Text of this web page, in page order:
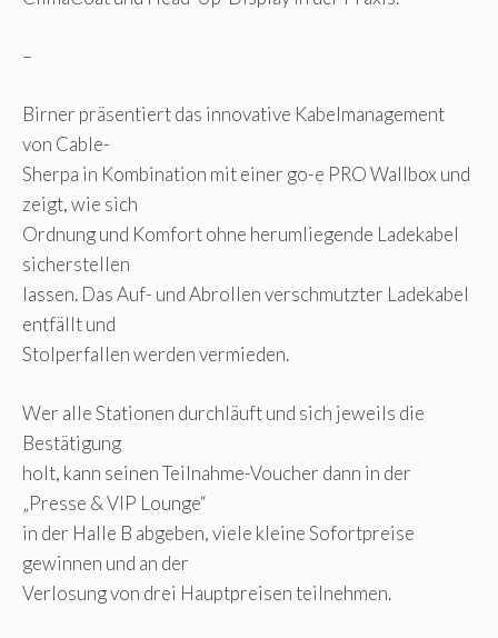
–
Birner präsentiert das innovative Kabelmanagement
von Cable-
Sherpa in Kombination mit einer go-e PRO Wallbox und
zeigt, wie sich
Ordnung und Komfort ohne herumliegende Ladekabel
sicherstellen
lassen. Das Auf- und Abrollen verschmutzter Ladekabel
entfällt und
Stolperfallen werden vermieden.
Wer alle Stationen durchläuft und sich jeweils die
Bestätigung
holt, kann seinen Teilnahme-Voucher dann in der
„Presse & VIP Lounge“
in der Halle B abgeben, viele kleine Sofortpreise
gewinnen und an der
Verlosung von drei Hauptpreisen teilnehmen.